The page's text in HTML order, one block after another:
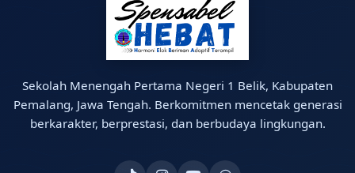
Sekolah Menengah Pertama Negeri 1 Belik, Kabupaten
Pemalang, Jawa Tengah. Berkomitmen mencetak generasi
berkarakter, berprestasi, dan berbudaya lingkungan.